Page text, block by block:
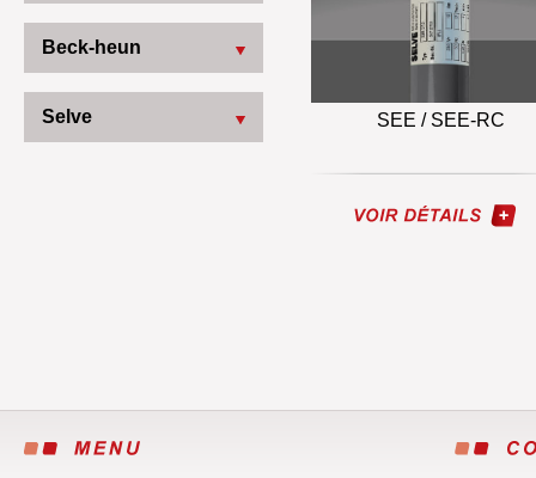
Beck-heun
Selve SEE / SEE-RC